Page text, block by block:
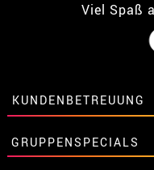
Viel Spaß
KUNDENBETREUUNG
• Über uns
• Verkaufskonditionen
GRUPPENSPECIALS